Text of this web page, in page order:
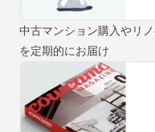
中古マンション購入やリ
を定期的にお届け